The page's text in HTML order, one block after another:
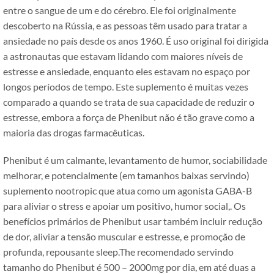
entre o sangue de um e do cérebro. Ele foi originalmente
descoberto na Rússia, e as pessoas têm usado para tratar a
ansiedade no país desde os anos 1960. É uso original foi dirigida
a astronautas que estavam lidando com maiores níveis de
estresse e ansiedade, enquanto eles estavam no espaço por
longos períodos de tempo. Este suplemento é muitas vezes
comparado a quando se trata de sua capacidade de reduzir o
estresse, embora a força de Phenibut não é tão grave como a
maioria das drogas farmacêuticas.
Phenibut é um calmante, levantamento de humor, sociabilidade
melhorar, e potencialmente (em tamanhos baixas servindo)
suplemento nootropic que atua como um agonista GABA-B
para aliviar o stress e apoiar um positivo, humor social,. Os
benefícios primários de Phenibut usar também incluir redução
de dor, aliviar a tensão muscular e estresse, e promoção de
profunda, repousante sleep.The recomendado servindo
tamanho do Phenibut é 500 – 2000mg por dia, em até duas a